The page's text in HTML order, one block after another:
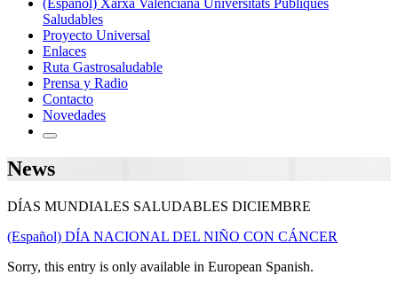
Saludables
Proyecto Universal
Enlaces
Ruta Gastrosaludable
Prensa y Radio
Contacto
Novedades
News
DÍAS MUNDIALES SALUDABLES DICIEMBRE
(Español) DÍA NACIONAL DEL NIÑO CON CÁNCER
Sorry, this entry is only available in European Spanish.